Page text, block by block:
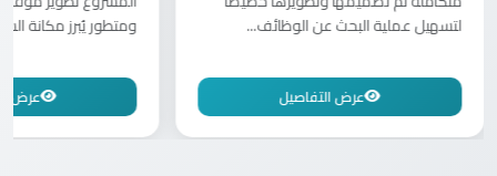
لتسهيل عملية البحث عن الوظائف...
عرض التفاصيل
ومتطور يُبرز مكانة
عرض